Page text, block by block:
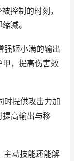
控制的时刻，
减。
强姬小满的输出
，提高伤害效
时提供攻击力加
提高输出与移
主动技能还能解